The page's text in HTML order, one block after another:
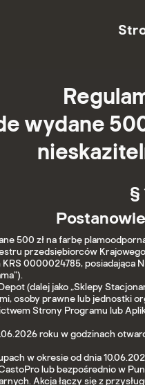
wydane
§
500 zł na farbę
przedsiębiorców
0000024785, posiadająca
(dalej jako „Sklepy
osoby prawne lub jednostki
Strony Programu lub
roku w godzinach
w okresie od dnia
lub bezpośrednio w
Akcja łączy się z